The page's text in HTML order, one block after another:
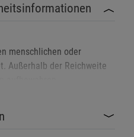
menschlichen oder
Außerhalb der Reichweite
gründlich mit Wasser